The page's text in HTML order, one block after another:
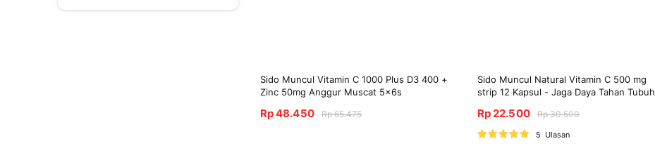
Sido Muncul Vitamin C 1000 Plus D3 400 +
Zinc 50mg Anggur Muscat 5x6s
Rp 48.450 Rp 65.475
Sido Muncul Natural Vitamin C 500 mg
strip 12 Kapsul - Jaga Daya Tahan Tubuh
Nilai:
5 Ulasan
Rp 22.500 Rp 30.500